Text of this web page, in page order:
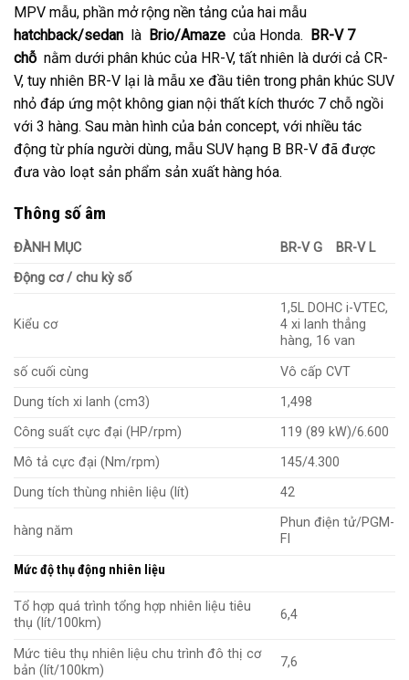
MPV mẫu, phần mở rộng nền tảng của hai mẫu
hatchback/sedan là Brio/Amaze của Honda.
BR-V 7
chỗ nằm dưới phân khúc của HR-V, tất nhiên là dưới cả CR-
V, tuy nhiên BR-V lại là mẫu xe đầu tiên trong phân khúc SUV
nhỏ đáp ứng một không gian nội thất kích thước 7 chỗ ngồi
với 3 hàng. Sau màn hình của bản concept, với nhiều tác
động từ phía người dùng, mẫu SUV hạng B BR-V đã được
đưa vào loạt sản phẩm sản xuất hàng hóa.
Thông số âm
ĐÀNH MỤC BR-V G
BR-V L
Động cơ / chu kỳ số
Kiểu cơ
1,5L DOHC i-VTEC,
4 xi lanh thẳng
hàng, 16 van
số cuối cùng
Vô cấp CVT
Dung tích xi lanh (cm3)
1,498
Công suất cực đại (HP/rpm)
119 (89 kW)/6.600
Mô tả cực đại (Nm/rpm)
145/4.300
Dung tích thùng nhiên liệu (lít)
42
hàng năm
Phun điện tử/PGM-
FI
Mức độ thụ động nhiên liệu
Tổ hợp quá trình tổng hợp nhiên liệu tiêu
thụ (lít/100km)
6,4
Mức tiêu thụ nhiên liệu chu trình đô thị cơ
bản (lít/100km)
7,6